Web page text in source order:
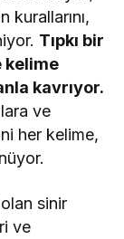
Tıpkı bir
kelime
kavrıyor.
ve
her kelime,
sinir
ve